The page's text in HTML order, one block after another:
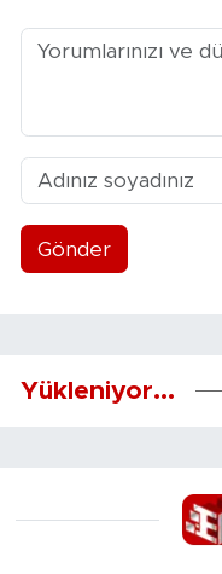
Gönder
Yükleniyor...